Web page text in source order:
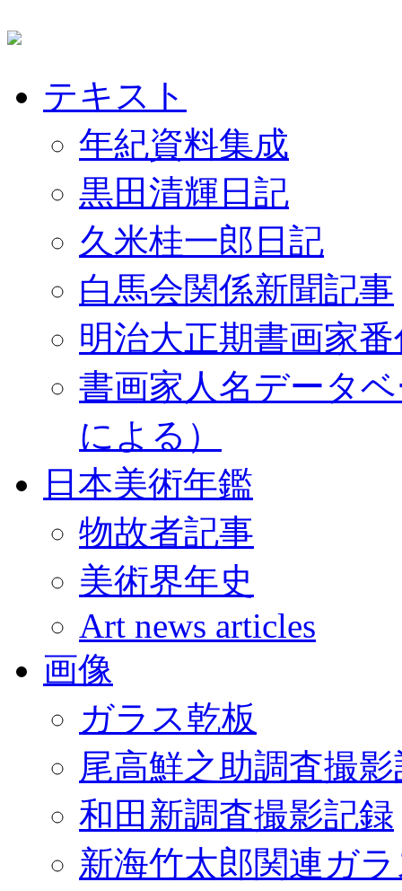
テキスト
年紀資料集成
黒田清輝日記
久米桂一郎日記
白馬会関係新聞記事
明治大正期書画家
書画家人名データ
による）
日本美術年鑑
物故者記事
美術界年史
Art news articles
画像
ガラス乾板
尾高鮮之助調査撮
和田新調査撮影記録
新海竹太郎関連ガ